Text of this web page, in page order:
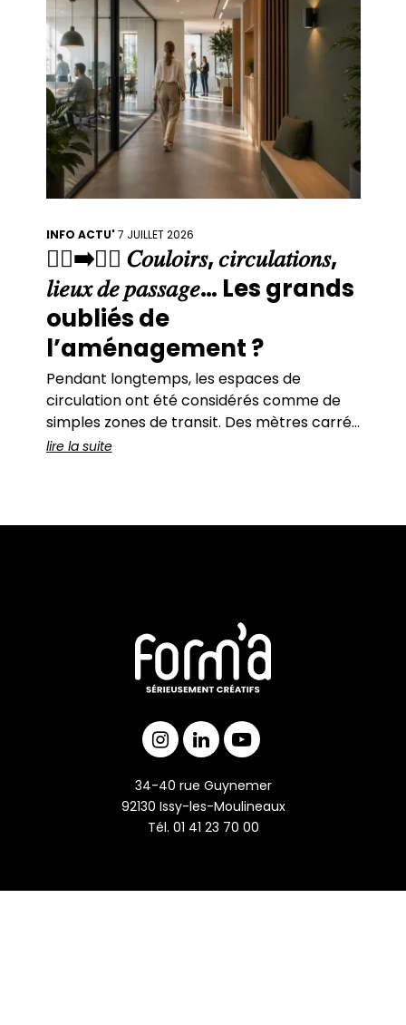
INFO ACTU'7 JUILLET 2026
🚶‍♀️➡️🚶‍♂️ 𝐶𝑜𝑢𝑙𝑜𝑖𝑟𝑠, 𝑐𝑖𝑟𝑐𝑢𝑙𝑎𝑡𝑖𝑜𝑛𝑠,
𝑙𝑖𝑒𝑢𝑥 𝑑𝑒 𝑝𝑎𝑠𝑠𝑎𝑔𝑒… Les grands
oubliés de
l’aménagement ?
Pendant longtemps, les espaces de
circulation ont été considérés comme de
simples zones de transit. Des mètres carrés
« perdus ».Des espaces fonctionnels.Des
lire la suite
34-40 rue Guynemer
92130 Issy-les-Moulineaux
Tél. 01 41 23 70 00